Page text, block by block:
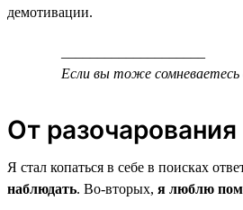
демотивации.
Если вы тоже сомневаетесь
От
Я стал копаться в себе в поисках
наблюдать. Во-вторых, я люблю